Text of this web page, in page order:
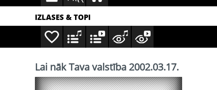
IZLASES & TOPI
Lai nāk Tava valstība 2002.03.17.